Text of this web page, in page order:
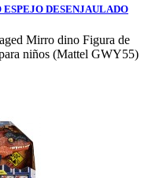
DESENJAULADO
Mirro dino Figura de
niños (Mattel GWY55)